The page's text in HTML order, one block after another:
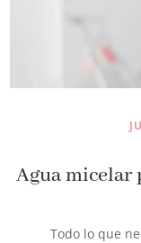
Agua micelar
Todo lo que